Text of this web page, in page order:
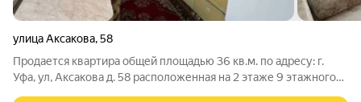
улица Аксакова,58
Продается квартира общей площадью 36 кв.м. по адресу: г.
Уфа, ул, Аксакова д. 58 расположенная на 2 этаже 9 этажного